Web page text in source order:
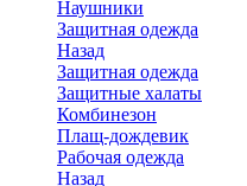
Наушники
Защитная одежда
Назад
Защитная одежда
Защитные халаты
Комбинезон
Плащ-дождевик
Рабочая одежда
Назад